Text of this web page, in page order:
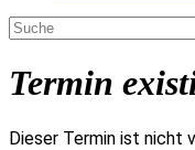
Termin
Dieser Termin ist nicht